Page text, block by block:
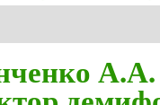
А.А.